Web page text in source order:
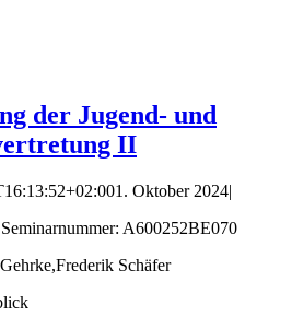
der Jugend- und
II
1. Oktober 2024|
A600252BE070
Schäfer